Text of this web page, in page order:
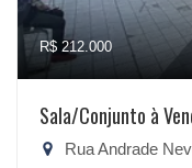
R$ 212.000
Sala/Conjunto à
Rua Andrade